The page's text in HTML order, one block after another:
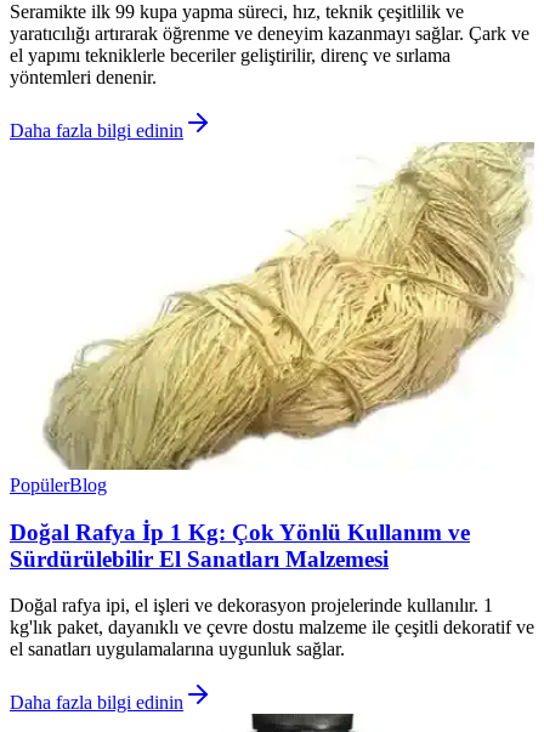
Seramikte ilk 99 kupa yapma süreci, hız, teknik çeşitlilik ve
yaratıcılığı artırarak öğrenme ve deneyim kazanmayı sağlar. Çark ve
el yapımı tekniklerle beceriler geliştirilir, direnç ve sırlama
yöntemleri denenir.
Daha fazla bilgi edinin
PopülerBlog
Doğal Rafya İp 1 Kg: Çok Yönlü Kullanım ve
Sürdürülebilir El Sanatları Malzemesi
Doğal rafya ipi, el işleri ve dekorasyon projelerinde kullanılır. 1
kg'lık paket, dayanıklı ve çevre dostu malzeme ile çeşitli dekoratif ve
el sanatları uygulamalarına uygunluk sağlar.
Daha fazla bilgi edinin